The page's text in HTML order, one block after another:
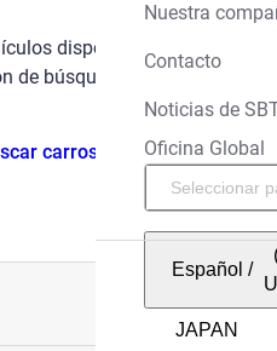
Nuestra
Contacto
Noticias de
Oficina Global
Español /
disponibles utilizando
de búsqueda.
carros